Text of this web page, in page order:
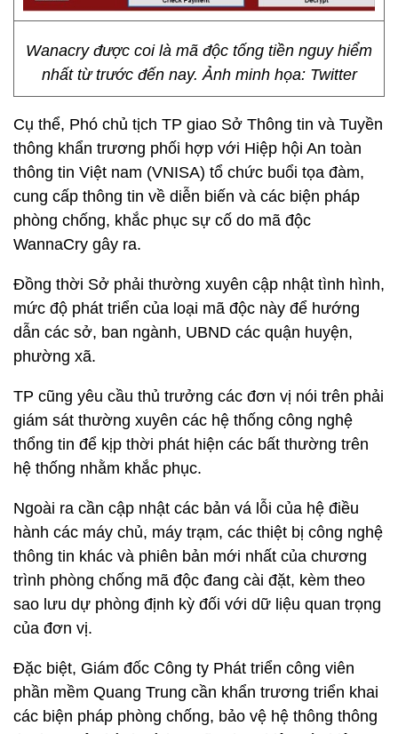
Wanacry được coi là mã độc tống tiền nguy hiểm
nhất từ trước đến nay. Ảnh minh họa: Twitter
Cụ thể, Phó chủ tịch TP giao Sở Thông tin và Tuyền
thông khẩn trương phối hợp với Hiệp hội An toàn
thông tin Việt nam (VNISA) tổ chức buổi tọa đàm,
cung cấp thông tin về diễn biến và các biện pháp
phòng chống, khắc phục sự cố do mã độc
WannaCry gây ra.
Đồng thời Sở phải thường xuyên cập nhật tình hình,
mức độ phát triển của loại mã độc này để hướng
dẫn các sở, ban ngành, UBND các quận huyện,
phường xã.
TP cũng yêu cầu thủ trưởng các đơn vị nói trên phải
giám sát thường xuyên các hệ thống công nghệ
thổng tin để kịp thời phát hiện các bất thường trên
hệ thống nhằm khắc phục.
Ngoài ra cần cập nhật các bản vá lỗi của hệ điều
hành các máy chủ, máy trạm, các thiệt bị công nghệ
thông tin khác và phiên bản mới nhất của chương
trình phòng chống mã độc đang cài đặt, kèm theo
sao lưu dự phòng định kỳ đối với dữ liệu quan trọng
của đơn vị.
Đặc biệt, Giám đốc Công ty Phát triển công viên
phần mềm Quang Trung cần khẩn trương triển khai
các biện pháp phòng chống, bảo vệ hệ thông thông